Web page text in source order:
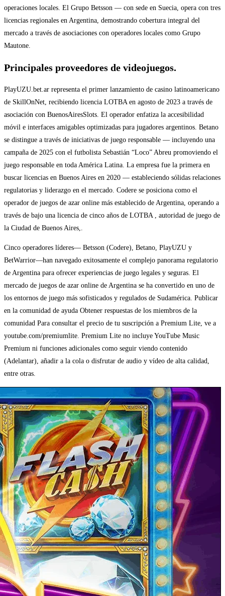
operaciones locales. El Grupo Betsson — con sede en Suecia, opera con tres
licencias regionales en Argentina, demostrando cobertura integral del
mercado a través de asociaciones con operadores locales como Grupo
Mautone.
Principales proveedores de videojuegos.
PlayUZU.bet.ar representa el primer lanzamiento de casino latinoamericano
de SkillOnNet, recibiendo licencia LOTBA en agosto de 2023 a través de
asociación con BuenosAiresSlots. El operador enfatiza la accesibilidad
móvil e interfaces amigables optimizadas para jugadores argentinos. Betano
se distingue a través de iniciativas de juego responsable — incluyendo una
campaña de 2025 con el futbolista Sebastián “Loco” Abreu promoviendo el
juego responsable en toda América Latina. La empresa fue la primera en
buscar licencias en Buenos Aires en 2020 — estableciendo sólidas relaciones
regulatorias y liderazgo en el mercado. Codere se posiciona como el
operador de juegos de azar online más establecido de Argentina, operando a
través de bajo una licencia de cinco años de LOTBA , autoridad de juego de
la Ciudad de Buenos Aires,.
Cinco operadores líderes— Betsson (Codere), Betano, PlayUZU y
BetWarrior—han navegado exitosamente el complejo panorama regulatorio
de Argentina para ofrecer experiencias de juego legales y seguras. El
mercado de juegos de azar online de Argentina se ha convertido en uno de
los entornos de juego más sofisticados y regulados de Sudamérica. Publicar
en la comunidad de ayuda Obtener respuestas de los miembros de la
comunidad Para consultar el precio de tu suscripción a Premium Lite, ve a
youtube.com/premiumlite. Premium Lite no incluye YouTube Music
Premium ni funciones adicionales como seguir viendo contenido
(Adelantar), añadir a la cola o disfrutar de audio y vídeo de alta calidad,
entre otras.